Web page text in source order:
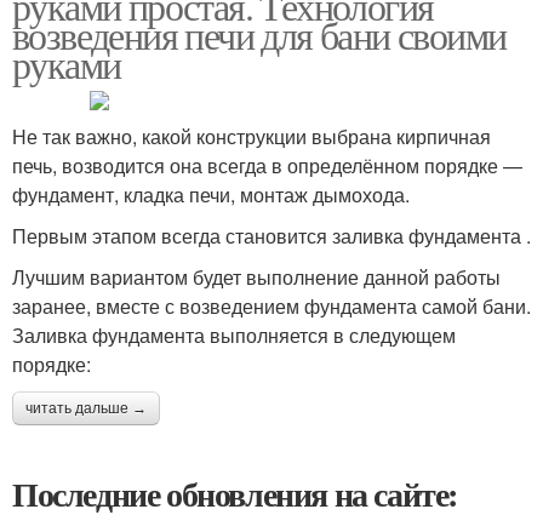
возведения печи для бани своими
руками
Не так важно, какой конструкции выбрана кирпичная
печь, возводится она всегда в определённом порядке —
фундамент, кладка печи, монтаж дымохода.
Первым этапом всегда становится заливка фундамента .
Лучшим вариантом будет выполнение данной работы
заранее, вместе с возведением фундамента самой бани.
Заливка фундамента выполняется в следующем
порядке:
читать дальше →
Последние обновления на сайте: